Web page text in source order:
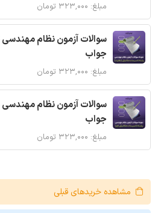
مبلغ: ۳۲۳,۰۰۰ تومان
سوالات آزمون نظام
جواب
مبلغ: ۳۲۳,۰۰۰ تومان
سوالات آزمون نظام مهندسی
جواب
مبلغ: ۳۲۳,۰۰۰ تومان
مشاهده خریدهای قبلی